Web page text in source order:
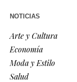
NOTICIAS
Arte y Cultura
Economía
Moda y Estilo
Salud